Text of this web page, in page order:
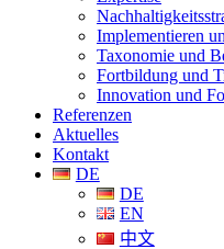
Implementieren
Taxonomie und
Fortbildung und
Innovation und
Referenzen
Aktuelles
Kontakt
DE
DE
EN
中文